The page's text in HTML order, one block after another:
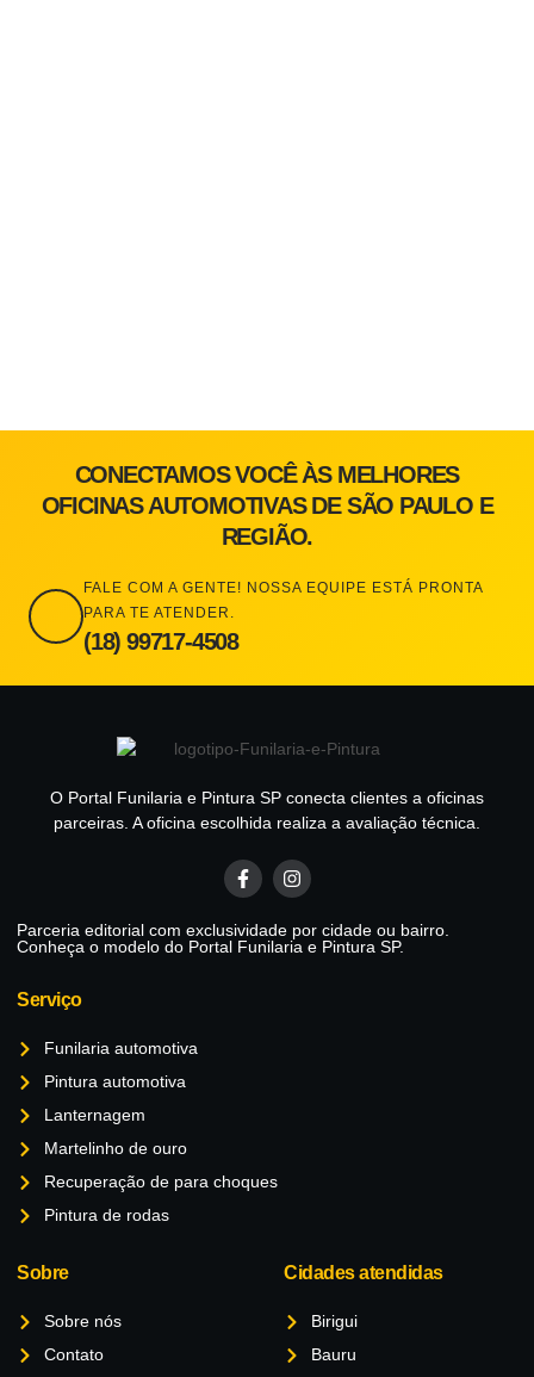
CONECTAMOS VOCÊ ÀS MELHORES
OFICINAS AUTOMOTIVAS DE SÃO PAULO E
REGIÃO.
FALE COM A GENTE! NOSSA EQUIPE ESTÁ PRONTA
PARA TE ATENDER.
(18) 99717-4508
O Portal Funilaria e Pintura SP conecta clientes a oficinas
parceiras. A oficina escolhida realiza a avaliação técnica.
Parceria editorial com exclusividade por cidade ou bairro.
Conheça o modelo do Portal Funilaria e Pintura SP.
Serviço
Funilaria automotiva
Pintura automotiva
Lanternagem
Martelinho de ouro
Recuperação de para choques
Pintura de rodas
Sobre
Sobre nós
Contato
Cidades atendidas
Birigui
Bauru